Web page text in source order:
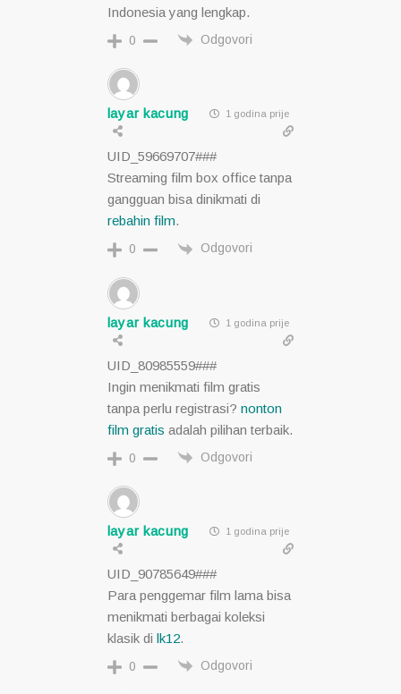
Indonesia yang lengkap.
0 Odgovori
layar kacung 1 godina prije
UID_59669707###
Streaming film box office tanpa
gangguan bisa dinikmati di
rebahin film.
0 Odgovori
layar kacung 1 godina prije
UID_80985559###
Ingin menikmati film gratis
tanpa perlu registrasi? nonton
film gratis adalah pilihan terbaik.
0 Odgovori
layar kacung 1 godina prije
UID_90785649###
Para penggemar film lama bisa
menikmati berbagai koleksi
klasik di lk12.
0 Odgovori